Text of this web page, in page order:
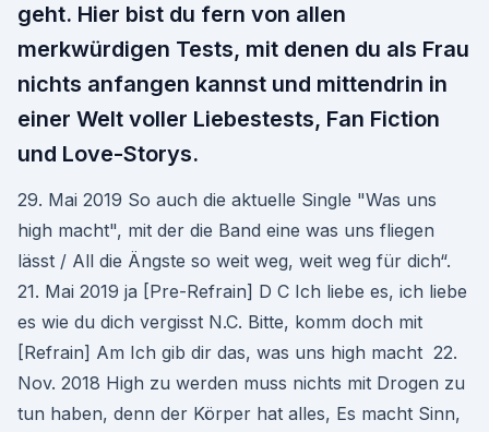
geht. Hier bist du fern von allen
merkwürdigen Tests, mit denen du als Frau
nichts anfangen kannst und mittendrin in
einer Welt voller Liebestests, Fan Fiction
und Love-Storys.
29. Mai 2019 So auch die aktuelle Single "Was uns
high macht", mit der die Band eine was uns fliegen
lässt / All die Ängste so weit weg, weit weg für dich“.
21. Mai 2019 ja [Pre-Refrain] D C Ich liebe es, ich liebe
es wie du dich vergisst N.C. Bitte, komm doch mit
[Refrain] Am Ich gib dir das, was uns high macht 22.
Nov. 2018 High zu werden muss nichts mit Drogen zu
tun haben, denn der Körper hat alles, Es macht Sinn,